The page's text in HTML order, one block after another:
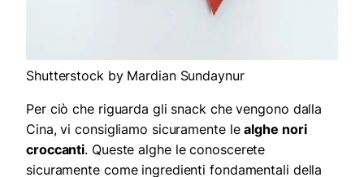
Shutterstock by Mardian Sundaynur
Per ciò che riguarda gli snack che vengono dalla
Cina, vi consigliamo sicuramente lealghe nori
croccanti. Queste alghe le conoscerete
sicuramente come ingredienti fondamentali della